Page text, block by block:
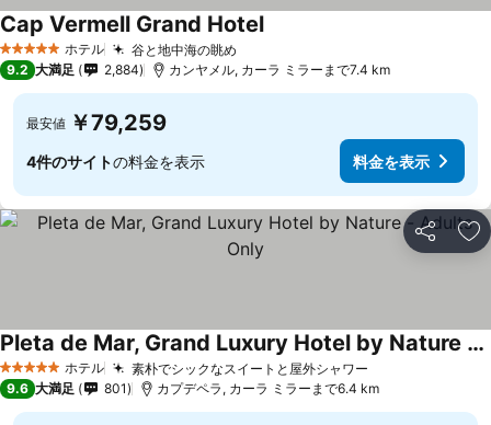
5 ホテルのランク
ホテル 谷と地中海の眺め
Cap Vermell Grand Hotel
9.2 大満足 2,884 カンヤメル, カーラ ミラーまで7.4 km
最安値 ￥79,259
4件のサイトの料金を表示 料金を表示
シェア お
5 ホテルのランク
ホテル 素朴でシックなスイートと屋外シャワー
Pleta de Mar, Grand Luxury Hotel by Nature - Adults Only
9.6 大満足 801 カプデペラ, カーラ ミラーまで6.4 km